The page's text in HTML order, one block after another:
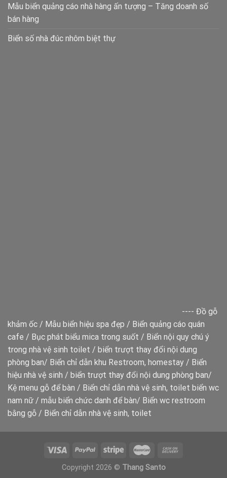
Mẫu biển quảng cáo nhà hàng ấn tượng – Tăng doanh số
bán hàng
Biển số nhà đúc nhôm biệt thự
---- Đồ gỗ
khảm ốc / Mẫu biển hiệu spa đẹp / Biển quảng cáo quán
cafe / Bục phát biểu mica trong suốt / Biển nội quy chú ý
trong nhà vệ sinh toilet / biển trượt thay đổi nội dung
phòng ban/ Biển chỉ dẫn khu Restroom, homestay / Biển
hiệu nhà vệ sinh / biển trượt thay đổi nội dung phòng ban/
Kệ menu gỗ để bàn / Biển chỉ dẫn nhà vệ sinh, toilet biển wc
nam nữ / mẫu biển chức danh để bàn/ Biển wc restroom
bằng gỗ / Biển chỉ dẫn nhà vệ sinh, toilet
Copyright 2026 © Thang Santo